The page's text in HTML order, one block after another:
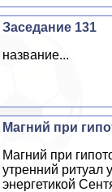
Заседание 131
название...
Магний при
Магний при
утренний ритуал
энергетикой